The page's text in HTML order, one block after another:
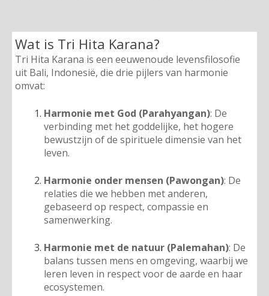
Wat is Tri Hita Karana?
Tri Hita Karana is een eeuwenoude levensfilosofie
uit Bali, Indonesië, die drie pijlers van harmonie
omvat:
Harmonie met God (Parahyangan): De
verbinding met het goddelijke, het hogere
bewustzijn of de spirituele dimensie van het
leven.
Harmonie onder mensen (Pawongan): De
relaties die we hebben met anderen,
gebaseerd op respect, compassie en
samenwerking.
Harmonie met de natuur (Palemahan): De
balans tussen mens en omgeving, waarbij we
leren leven in respect voor de aarde en haar
ecosystemen.